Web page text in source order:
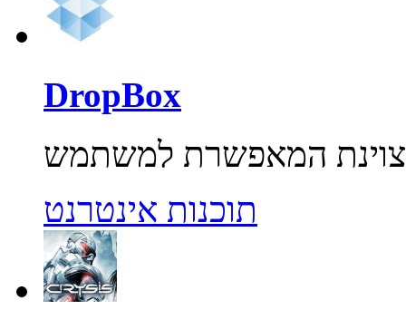
DropBox
תוכנות אינטרנט